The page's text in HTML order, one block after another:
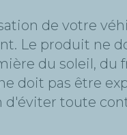
de votre
Le produit ne
du soleil, du
doit pas être
d'éviter toute